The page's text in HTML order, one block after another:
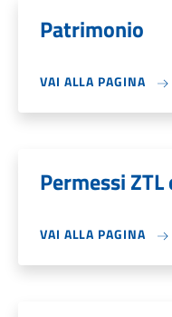
Patrimonio
VAI ALLA PAGINA
Permessi
VAI ALLA PAGINA